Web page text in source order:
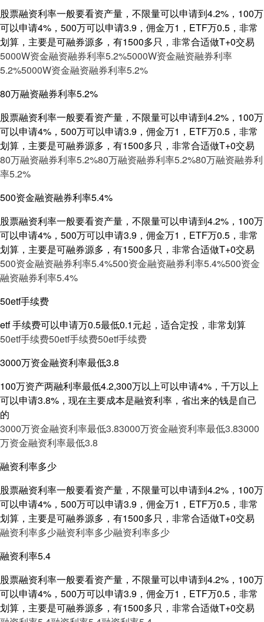
股票融资利率一般要看资产量，不限量可以申请到4.2%，100万
可以申请4%，500万可以申请3.9，佣金万1，ETF万0.5，非常
划算，主要是可融券源多，有1500多只，非常合适做T+0交易
5000W资金融资融券利率5.2%5000W资金融资融券利率
5.2%5000W资金融资融券利率5.2%
80万融资融券利率5.2%
股票融资利率一般要看资产量，不限量可以申请到4.2%，100万
可以申请4%，500万可以申请3.9，佣金万1，ETF万0.5，非常
划算，主要是可融券源多，有1500多只，非常合适做T+0交易
80万融资融券利率5.2%80万融资融券利率5.2%80万融资融券利
率5.2%
500资金融资融券利率5.4%
股票融资利率一般要看资产量，不限量可以申请到4.2%，100万
可以申请4%，500万可以申请3.9，佣金万1，ETF万0.5，非常
划算，主要是可融券源多，有1500多只，非常合适做T+0交易
500资金融资融券利率5.4%500资金融资融券利率5.4%500资金
融资融券利率5.4%
50etf手续费
etf 手续费可以申请万0.5最低0.1元起，适合定投，非常划算
50etf手续费50etf手续费50etf手续费
3000万资金融资利率最低3.8
100万资产两融利率最低4.2,300万以上可以申请4%，千万以上
可以申请3.8%，现在主要成本是融资利率，省出来的钱是自己
的
3000万资金融资利率最低3.83000万资金融资利率最低3.83000
万资金融资利率最低3.8
融资利率多少
股票融资利率一般要看资产量，不限量可以申请到4.2%，100万
可以申请4%，500万可以申请3.9，佣金万1，ETF万0.5，非常
划算，主要是可融券源多，有1500多只，非常合适做T+0交易
融资利率多少融资利率多少融资利率多少
融资利率5.4
股票融资利率一般要看资产量，不限量可以申请到4.2%，100万
可以申请4%，500万可以申请3.9，佣金万1，ETF万0.5，非常
划算，主要是可融券源多，有1500多只，非常合适做T+0交易